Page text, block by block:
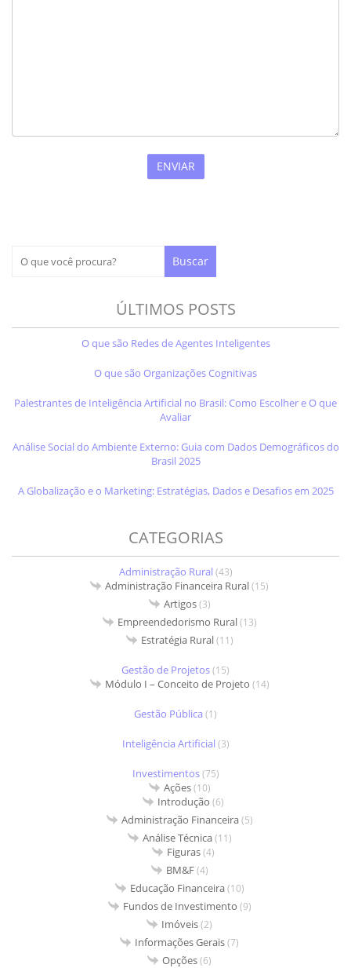
ÚLTIMOS POSTS
O que são Redes de Agentes Inteligentes
O que são Organizações Cognitivas
Palestrantes de Inteligência Artificial no Brasil: Como Escolher e O que
Avaliar
Análise Social do Ambiente Externo: Guia com Dados Demográficos do
Brasil 2025
A Globalização e o Marketing: Estratégias, Dados e Desafios em 2025
CATEGORIAS
Administração Rural (43)
Administração Financeira Rural(15)
Artigos(3)
Empreendedorismo Rural(13)
Estratégia Rural(11)
Gestão de Projetos(15)
Módulo I – Conceito de Projeto (14)
Gestão Pública (1)
Inteligência Artificial (3)
Investimentos(75)
Ações(10)
Introdução (6)
Administração Financeira(5)
Análise Técnica(11)
Figuras(4)
BM&F(4)
Educação Financeira(10)
Fundos de Investimento (9)
Imóveis(2)
Informações Gerais(7)
Opções(6)